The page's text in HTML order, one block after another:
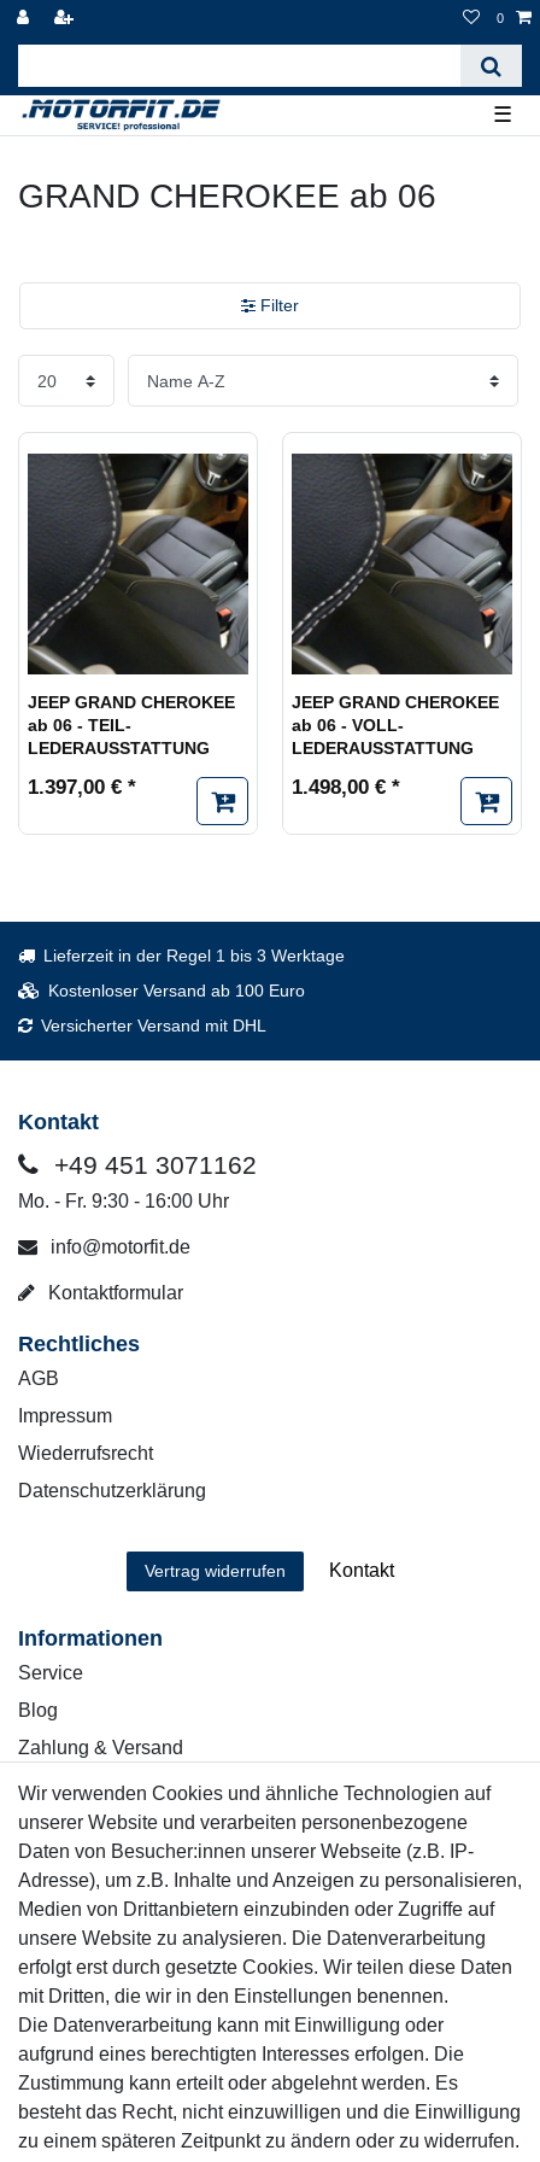
0
☰
GRAND CHEROKEE ab 06
Filter
JEEP GRAND CHEROKEE
ab 06 - TEIL-
LEDERAUSSTATTUNG
1.397,00 € *
JEEP GRAND CHEROKEE
ab 06 - VOLL-
LEDERAUSSTATTUNG
1.498,00 € *
Lieferzeit in der Regel 1 bis 3 Werktage
Kostenloser Versand ab 100 Euro
Versicherter Versand mit DHL
Kontakt
+49 451 3071162
Mo. - Fr. 9:30 - 16:00 Uhr
info@motorfit.de
Kontaktformular
Rechtliches
AGB
Impressum
Wiederrufsrecht
Datenschutzerklärung
Vertrag widerrufen Kontakt
Informationen
Service
Blog
Zahlung & Versand
Sicher einkaufen
Mitglied
Motor-Fit
© Copyright 2026 | Alle Rechte vorbehalten.
Wir verwenden Cookies und ähnliche Technologien auf
unserer Website und verarbeiten personenbezogene
Daten von Besucher:innen unserer Webseite (z.B. IP-
Adresse), um z.B. Inhalte und Anzeigen zu personalisieren,
Medien von Drittanbietern einzubinden oder Zugriffe auf
unsere Website zu analysieren. Die Datenverarbeitung
erfolgt erst durch gesetzte Cookies. Wir teilen diese Daten
mit Dritten, die wir in den Einstellungen benennen.
Die Datenverarbeitung kann mit Einwilligung oder
aufgrund eines berechtigten Interesses erfolgen. Die
Zustimmung kann erteilt oder abgelehnt werden. Es
besteht das Recht, nicht einzuwilligen und die Einwilligung
zu einem späteren Zeitpunkt zu ändern oder zu widerrufen.